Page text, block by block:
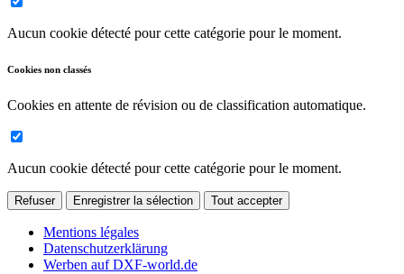
Aucun cookie détecté pour cette catégorie pour le moment.
Cookies non classés
Cookies en attente de révision ou de classification automatique.
Aucun cookie détecté pour cette catégorie pour le moment.
Refuser Enregistrer la sélection Tout accepter
Mentions légales
Datenschutzerklärung
Werben auf DXF-world.de